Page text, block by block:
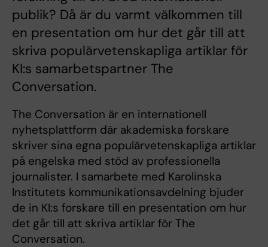
publik? Då är du varmt välkommen till
en presentation om hur det går till att
skriva populärvetenskapliga artiklar för
KI:s samarbetspartner The
Conversation.
The Conversation är en internationell
nyhetsplattform där akademiska forskare
skriver sina egna populärvetenskapliga artiklar
på engelska med stöd av professionella
journalister. I samarbete med Karolinska
Institutets kommunikationsavdelning bjuder
de in KI:s forskare till en presentation om hur
det går till att skriva artiklar för The
Conversation.